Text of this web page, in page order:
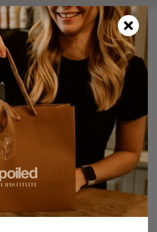
in en ontvang direct 5
behandeling!
mij in!
met de